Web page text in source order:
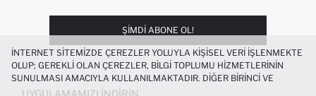
ŞIMDI ABONE OL!
UYGULAMAMIZI İNDIRIN
İNTERNET SITEMIZDE ÇEREZLER YOLUYLA KIŞISEL VERI IŞLENMEKTE
OLUP; GEREKLI OLAN ÇEREZLER, BILGI TOPLUMU HIZMETLERININ
SUNULMASI AMACIYLA KULLANILMAKTADIR. DIĞER BIRINCI VE
ÜÇÜNCÜ TARAF ÇEREZLER ISE SIZE DAHA IYI BIR ALIŞVERIŞ